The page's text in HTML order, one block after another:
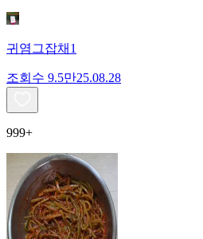
귀염그잡채1
조회수 9.5만25.08.28
999+